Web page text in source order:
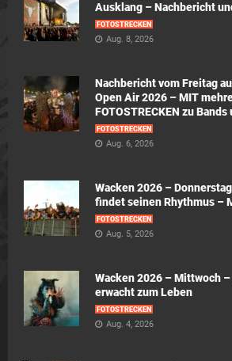
Ausklang – Nachbericht
FOTOSTRECKEN
Aug. 8, 2026
Nachbericht vom Freitag
Open Air 2026 – MIT
FOTOSTRECKEN zu
FOTOSTRECKEN
Aug. 6, 2026
Wacken 2026 –
findet seinen Rhythmus –
FOTOSTRECKEN
Aug. 5, 2026
Wacken 2026 – Mittwoch –
erwacht zum Leben
FOTOSTRECKEN
Aug. 4, 2026